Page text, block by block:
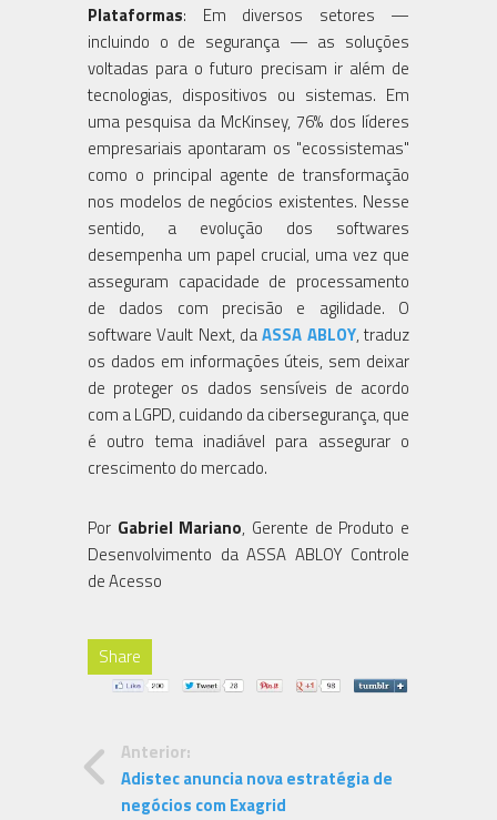
Plataformas: Em diversos setores —
incluindo o de segurança — as soluções
voltadas para o futuro precisam ir além de
tecnologias, dispositivos ou sistemas. Em
uma pesquisa da McKinsey, 76% dos líderes
empresariais apontaram os "ecossistemas"
como o principal agente de transformação
nos modelos de negócios existentes. Nesse
sentido, a evolução dos softwares
desempenha um papel crucial, uma vez que
asseguram capacidade de processamento
de dados com precisão e agilidade. O
software Vault Next, daASSA ABLOY, traduz
os dados em informações úteis, sem deixar
de proteger os dados sensíveis de acordo
com a LGPD, cuidando da cibersegurança, que
é outro tema inadiável para assegurar o
crescimento do mercado.
Por Gabriel Mariano, Gerente de Produto e
Desenvolvimento da ASSA ABLOY Controle
de Acesso
Share
Anterior:
Adistec anuncia nova estratégia de
negócios com Exagrid